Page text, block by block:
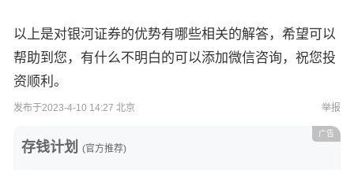
以上是对银河证券的优势有哪些相关的解答，希望可以
帮助到您，有什么不明白的可以添加微信咨询，祝您投
资顺利。
发布于2023-4-10 14:27 北京 举报
存钱计划 (官方推荐)
广告